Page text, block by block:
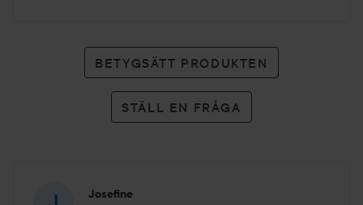
BETYGSÄTT PRODUKTEN
STÄLL EN FRÅGA
Josefine